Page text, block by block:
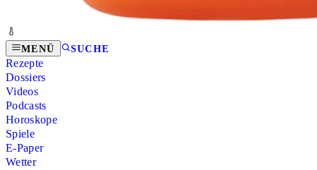
MENÜ SUCHE
Rezepte
Dossiers
Videos
Podcasts
Horoskope
Spiele
E-Paper
Wetter